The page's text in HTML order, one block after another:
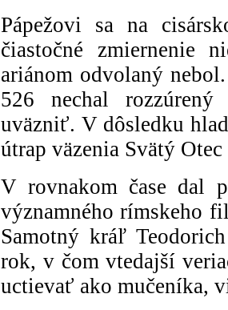
Pápežovi sa na
čiastočné zmiernenie
ariánom odvolaný
526 nechal
uväzniť. V dôsledku
útrap väzenia Svätý
V rovnakom čase dal
významného rímskeho
Samotný kráľ
rok, v čom vtedajší
uctievať ako mučeníka,